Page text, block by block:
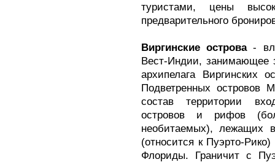
туристами, цены
предварительного
Виргинские острова-
Вест-Индии, занимающее
архипелага Виргинских
Подветренных островов
состав территории
островов и рифов
необитаемых), лежащих
(относится к Пуэрто-
Флориды. Граничит с